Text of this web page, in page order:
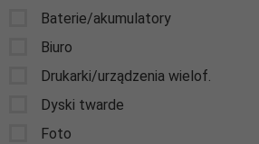
Baterie/akumulatory
Biuro
Drukarki/urządzenia wielof.
Dyski twarde
Foto